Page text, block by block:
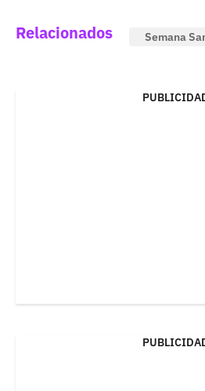
Relacionados Semana